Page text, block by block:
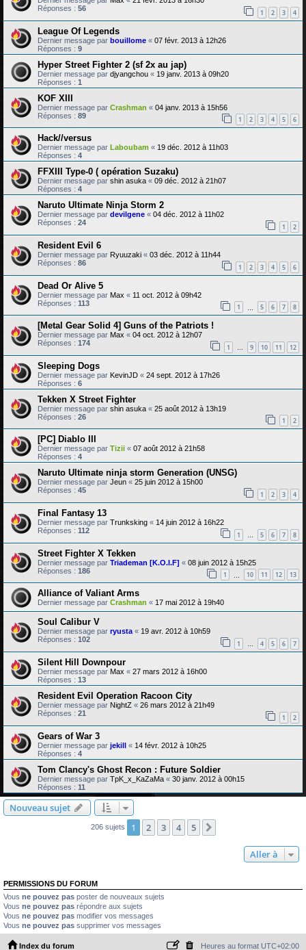
Réponses : 56 1 2 3 4
League Of Legends
Dernier message par bouillome « 07 févr. 2013 à 12h26
Réponses : 9
Hyper Street Fighter 2 (sf 2x au jap)
Dernier message par djyangchou « 19 janv. 2013 à 09h20
Réponses : 1
KOF XIII
Dernier message par Crashman « 04 janv. 2013 à 15h56
Réponses : 89 1 2 3 4 5 6
Hack//versus
Dernier message par Laboubam « 19 déc. 2012 à 11h03
Réponses : 4
FFXIII Type-0 ( opération Suzaku)
Dernier message par shin asuka « 09 déc. 2012 à 21h07
Réponses : 4
Naruto Ultimate Ninja Storm 2
Dernier message par devilgene « 04 déc. 2012 à 11h02
Réponses : 24 1 2
Resident Evil 6
Dernier message par Ryuuzaki « 03 déc. 2012 à 11h44
Réponses : 86 1 2 3 4 5 6
Dead Or Alive 5
Dernier message par Max « 11 oct. 2012 à 09h42
Réponses : 113 1 5 6 7 8
[Metal Gear Solid 4] Guns of the Patriots !
Dernier message par Max « 04 oct. 2012 à 12h07
Réponses : 174 1 … 9 10 11 12
Sleeping Dogs
Dernier message par KevinJD « 24 sept. 2012 à 17h26
Réponses : 6
Tekken X Street Fighter
Dernier message par shin asuka « 25 août 2012 à 13h19
Réponses : 26 1 2
[PC] Diablo III
Dernier message par Tizii « 07 août 2012 à 21h58
Réponses : 4
Naruto Ultimate ninja storm Generation (UNSG)
Dernier message par Jeun « 25 juin 2012 à 15h00
Réponses : 45 1 2 3 4
Final Fantasy 13
Dernier message par Trunksking « 14 juin 2012 à 16h22
Réponses : 112 1 … 5 6 7 8
Street Fighter X Tekken
Dernier message par Triademan [K.O.I.F] « 08 juin 2012 à 15h25
Réponses : 186 1 10 11 12 13
Alliance of Valiant Arms
Dernier message par Crashman « 17 mai 2012 à 19h40
Soul Calibur V
Dernier message par ryusta « 19 avr. 2012 à 10h59
Réponses : 102 1 … 4 5 6 7
Silent Hill Downpour
Dernier message par Max « 27 mars 2012 à 16h00
Réponses : 13
Resident Evil Operation Racoon City
Dernier message par NightZ « 26 mars 2012 à 21h49
Réponses : 21 1 2
Gears of War 3
Dernier message par jekill « 14 févr. 2012 à 10h25
Réponses : 4
Tom Clancy's Ghost Recon : Future Soldier
Dernier message par TpK_x_KaZaMa « 30 janv. 2012 à 00h15
Réponses : 11
Nouveau sujet
206 sujets 1 2 3 4 5
Aller à
PERMISSIONS DU FORUM
Vous ne pouvez pas poster de nouveaux sujets
Vous ne pouvez pas répondre aux sujets
Vous ne pouvez pas modifier vos messages
Vous ne pouvez pas supprimer vos messages
Index du forum Heures au format UTC+02:00